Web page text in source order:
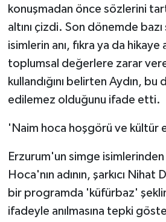
konuşmadan önce sözlerini
altını çizdi. Son dönemde bazı
isimlerin anı, fıkra ya da hikaye
toplumsal değerlere zarar
kullandığını belirten Aydın, bu
edilemez olduğunu ifade etti.
'Naim hoca hoşgörü ve kültür
Erzurum'un simge
Hoca'nın adının, şarkıcı Nihat
bir programda 'küfürbaz'
ifadeyle anılmasına tepki